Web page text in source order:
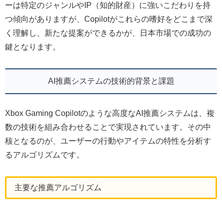
ーは特定のジャンルやIP（知的財産）に強いこだわりを持
つ傾向がありますが、Copilotがこれらの嗜好をどこまで深
く理解し、新たな提案ができるかが、日本市場での成功の
鍵となります。
AI推薦システムの技術的背景と課題
Xbox Gaming Copilotのような高度なAI推薦システムは、複
数の技術を組み合わせることで実現されています。その中
核となるのが、ユーザーの行動やアイテムの特性を分析す
るアルゴリズムです。
主要な推薦アルゴリズム